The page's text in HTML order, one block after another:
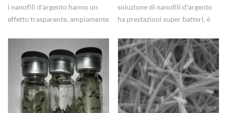
trasparente
i nanofili d'argento hanno un
effetto trasparente, ampiamente
soluzione di nanofili d'argento
ha prestazioni super batteri, è
nell'assistenza sanitaria,tessuti,
materie plastiche e materiali da
costruzione chimici e altri
prodotti .